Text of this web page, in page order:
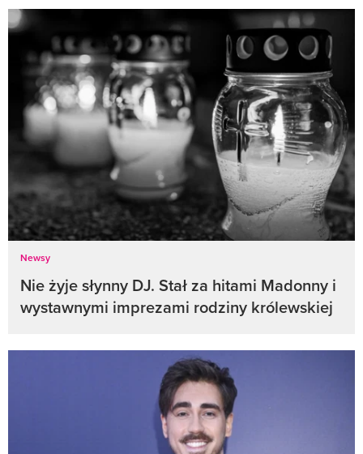
Newsy
Nie żyje słynny DJ. Stał za hitami Madonny i
wystawnymi imprezami rodziny królewskiej